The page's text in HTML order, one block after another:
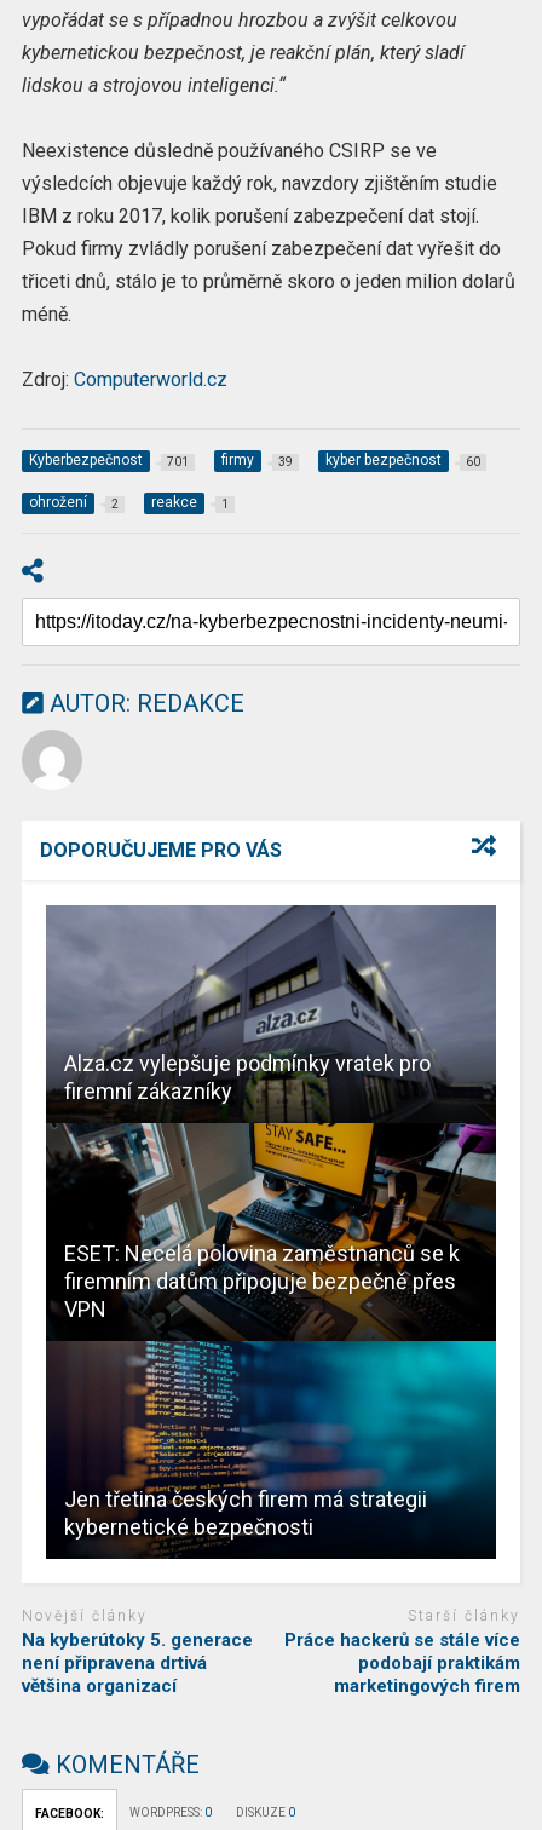
vypořádat se s případnou hrozbou a zvýšit celkovou
kybernetickou bezpečnost, je reakční plán, který sladí
lidskou a strojovou inteligenci.“
Neexistence důsledně používaného CSIRP se ve
výsledcích objevuje každý rok, navzdory zjištěním studie
IBM z roku 2017, kolik porušení zabezpečení dat stojí.
Pokud firmy zvládly porušení zabezpečení dat vyřešit do
třiceti dnů, stálo je to průměrně skoro o jeden milion dolarů
méně.
Zdroj: Computerworld.cz
Kyberbezpečnost 701 firmy 39 kyber bezpečnost 60
ohrožení 2 reakce 1
AUTOR: REDAKCE
DOPORUČUJEME PRO VÁS
Alza.cz vylepšuje podmínky vratek pro
firemní zákazníky
ESET: Necelá polovina zaměstnanců se k
firemním datům připojuje bezpečně přes
VPN
Jen třetina českých firem má strategii
kybernetické bezpečnosti
Novější články
Na kyberútoky 5. generace
není připravena drtivá
většina organizací
Starší články
Práce hackerů se stále více
podobají praktikám
marketingových firem
KOMENTÁŘE
FACEBOOK: WORDPRESS: 0 DISKUZE 0